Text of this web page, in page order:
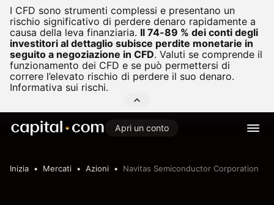
I CFD sono strumenti complessi e presentano un
rischio significativo di perdere denaro rapidamente a
causa della leva finanziaria. Il 74-89 % dei conti degli
investitori al dettaglio subisce perdite monetarie in
seguito a negoziazione in CFD. Valuti se comprende il
funzionamento dei CFD e se può permettersi di
correre l’elevato rischio di perdere il suo denaro.
Informativa sui rischi.
Apri un conto
Inizia Mercati Azioni Navitas Semiconductor Corporation